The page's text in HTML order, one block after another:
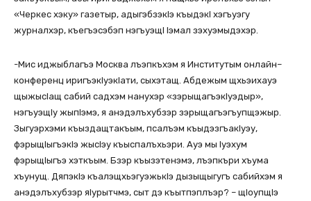
«Черкес хэку» газетыр, адыгэбзэкIэ къыдэкI хэгъуэгу
журналхэр, къегъэсэбэп нэгъуэщI Iэмал зэхуэмыдэхэр.
-Мис иджыблагъэ Москва лъэпкъхэм я Институтым онлайн–
конференц иригъэкIуэкIати, сыхэтащ. Абдежым щхьэихауэ
щыжысIащ сабий садхэм нанухэр «зэрыщагъэкIуэдыр»,
нэгъуэщIу жыпIэмэ, я анэдэлъхубзэр зэрыщагъэгъупщэжыр.
Зыгуэрхэми къыздащтакъым, псалъэм къыдэзгъакIуэу,
фэрыщIыгъэкIэ жысIэу къыспалъхьэри. Ауэ мы Iуэхум
фэрыщIыгъэ хэткъым. Бзэр къызэтенэмэ, лъэпкъри хъума
хъунущ. ДяпэкIэ къалэщхьэгуэжькIэ дызыщыгугъ сабийхэм я
анэдэлъхубзэр яIурытчмэ, сыт дэ къытпэплъэр? – щIоупщIэ